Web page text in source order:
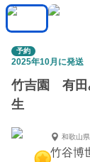
予約
2025年10月に発送
竹吉園 有田
生
和歌山
竹谷博